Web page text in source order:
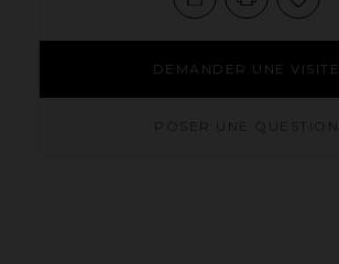
DEMANDER UNE VISITE
POSER UNE QUESTION